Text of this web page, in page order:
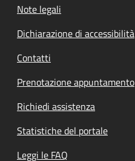
Note legali
Dichiarazione di accessibilità
Contatti
Prenotazione appuntamento
Richiedi assistenza
Statistiche del portale
Leggi le FAQ